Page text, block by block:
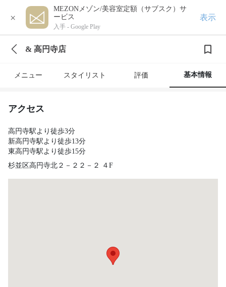
×
MEZONメゾン/美容室定額（サブスク）サ
ービス
入手 - Google Play
表示
& 高円寺店
メニュー スタイリスト 評価 基本情報
アクセス
高円寺駅より徒歩3分
新高円寺駅より徒歩13分
東高円寺駅より徒歩15分
杉並区高円寺北２－２２－２ ４F